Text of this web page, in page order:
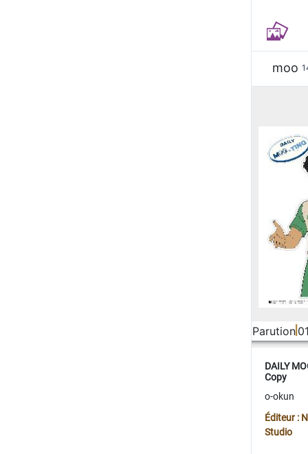
moo
Parution
DAILY
Copy
o-okun
Éditeur :
Studio